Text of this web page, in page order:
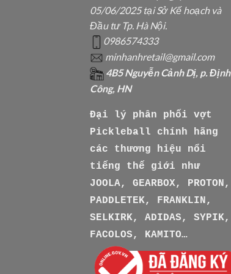
05/06/2025 tại Sở Kế hoạch và
Đầu tư Tp. Hà Nội.
0986574333
minhanhretail@gmail.com
4B5 Nguyễn Cảnh Dị, p. Định
Công, HN
Đại lý phân phối vợt
Pickleball chính hãng
các thương hiệu nổi
tiếng thế giới như
JOOLA, GEARBOX, PROTON,
PADDLETEK, FRANKLIN,
SELKIRK, ADIDAS, SYPIK,
FACOLOS, KAMITO…